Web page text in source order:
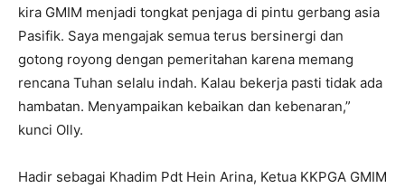
kira GMIM menjadi tongkat penjaga di pintu gerbang asia
Pasifik. Saya mengajak semua terus bersinergi dan
gotong royong dengan pemeritahan karena memang
rencana Tuhan selalu indah. Kalau bekerja pasti tidak ada
hambatan. Menyampaikan kebaikan dan kebenaran,”
kunci Olly.
Hadir sebagai Khadim Pdt Hein Arina, Ketua KKPGA GMIM